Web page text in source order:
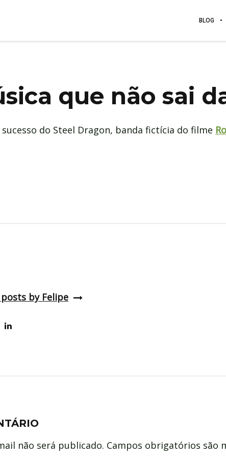
BLOG
que não sai
sucesso do Steel Dragon, banda fictícia do filme
by Felipe
não será publicado. Campos obrigatórios são